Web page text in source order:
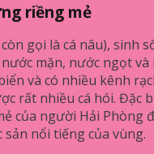
riềng mẻ
gọi là cá nâu), sinh
mặn, nước ngọt và
và có nhiều kênh
rất nhiều cá hói. Đặc
của người Hải Phòng
sản nổi tiếng của vùng.